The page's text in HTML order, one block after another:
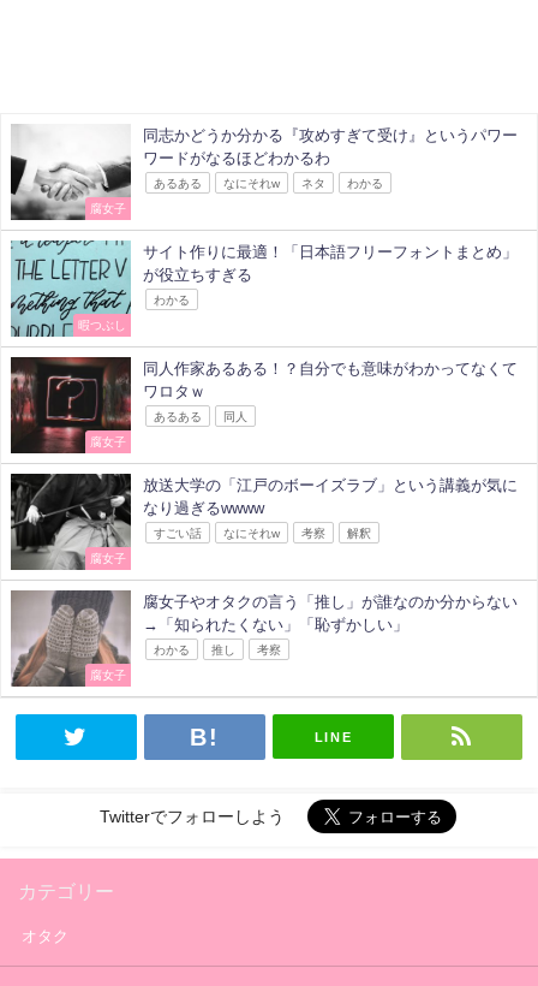
腐女子
同志かどうか分かる『攻めすぎて受け』というパワー
ワードがなるほどわかるわ
あるある なにそれw ネタ わかる
暇つぶし
サイト作りに最適！「日本語フリーフォントまとめ」
が役立ちすぎる
わかる
腐女子
同人作家あるある！？自分でも意味がわかってなくて
ワロタｗ
あるある 同人
腐女子
放送大学の「江戸のボーイズラブ」という講義が気に
なり過ぎるwwww
すごい話 なにそれw 考察 解釈
腐女子
腐女子やオタクの言う「推し」が誰なのか分からない
→「知られたくない」「恥ずかしい」
わかる 推し 考察
LINE
Twitterでフォローしよう
カテゴリー
オタク